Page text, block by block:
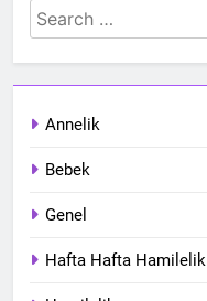
Search
for:
Annelik
Bebek
Genel
Hafta Hafta Hamilelik